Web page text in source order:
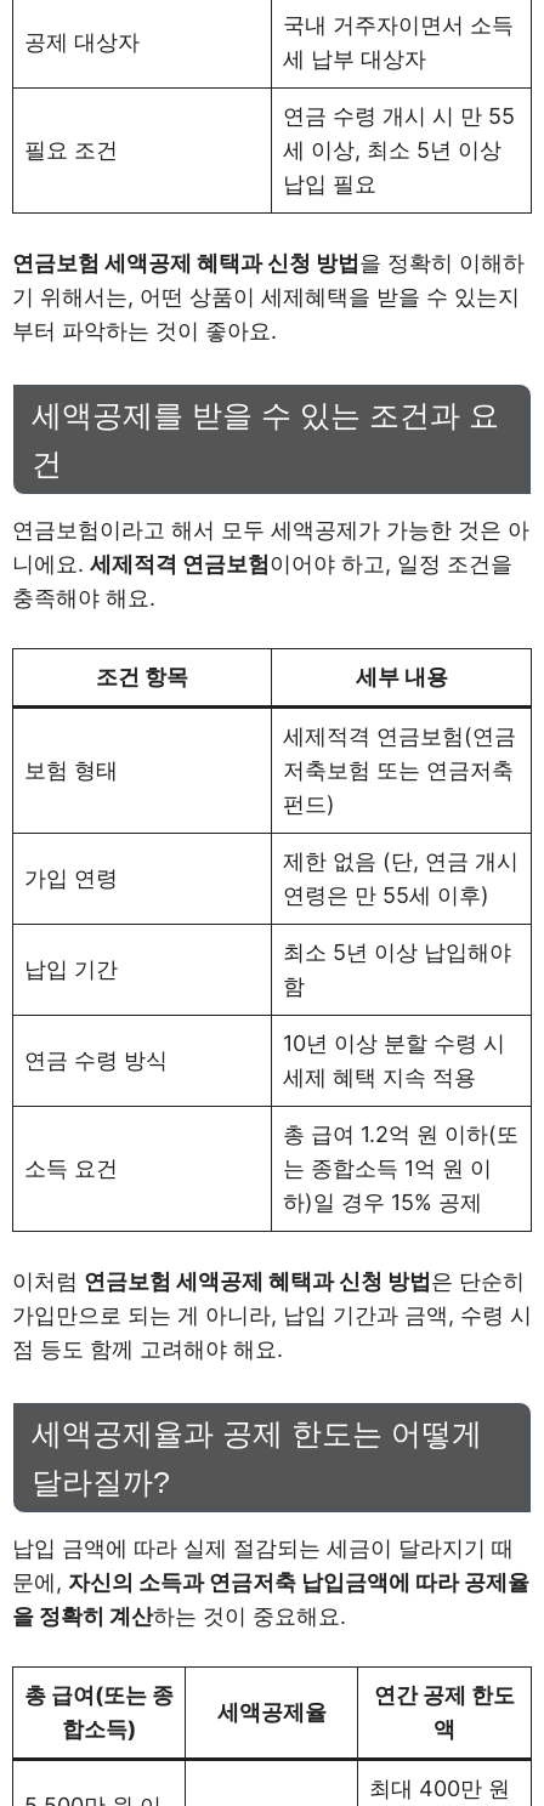
공제 대상자
국내 거주자이면서 소득
세 납부 대상자
필요 조건
연금 수령 개시 시 만 55
세 이상, 최소 5년 이상
납입 필요
연금보험 세액공제 혜택과 신청 방법 을 정확히 이해하
기 위해서는, 어떤 상품이 세제혜택을 받을 수 있는지
부터 파악하는 것이 좋아요.
세액공제를 받을 수 있는 조건과 요
건
연금보험이라고 해서 모두 세액공제가 가능한 것은 아
니에요. 세제적격 연금보험이어야 하고, 일정 조건을
충족해야 해요.
조건 항목 세부 내용
보험 형태
세제적격 연금보험(연금
저축보험 또는 연금저축
펀드)
가입 연령
제한 없음 (단, 연금 개시
연령은 만 55세 이후)
납입 기간
최소 5년 이상 납입해야
함
연금 수령 방식
10년 이상 분할 수령 시
세제 혜택 지속 적용
소득 요건
총 급여 1.2억 원 이하(또
는 종합소득 1억 원 이
하)일 경우 15% 공제
이처럼 연금보험 세액공제 혜택과 신청 방법은 단순히
가입만으로 되는 게 아니라, 납입 기간과 금액, 수령 시
점 등도 함께 고려해야 해요.
세액공제율과 공제 한도는 어떻게
달라질까?
납입 금액에 따라 실제 절감되는 세금이 달라지기 때
문에, 자신의 소득과 연금저축 납입금액에 따라 공제율
을 정확히 계산하는 것이 중요해요.
총 급여(또는 종
합소득)
세액공제율
연간 공제 한도
액
최대 400만 원